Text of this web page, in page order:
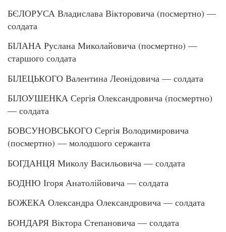
БЄЛОРУСА Владислава Вікторовича (посмертно) —
солдата
БІЛАНА Руслана Миколайовича (посмертно) —
старшого солдата
БІЛЕЦЬКОГО Валентина Леонідовича — солдата
БІЛОУШЕНКА Сергія Олександровича (посмертно)
— солдата
БОВСУНОВСЬКОГО Сергія Володимировича
(посмертно) — молодшого сержанта
БОГДАНЦЯ Миколу Васильовича — солдата
БОДНЮ Ігоря Анатолійовича — солдата
БОЖЕКА Олександра Олександровича — солдата
БОНДАРЯ Віктора Степановича — солдата